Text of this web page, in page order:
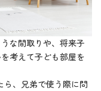
な間取りや、将来子
考えて子ども部屋を
ら、兄弟で使う際に問